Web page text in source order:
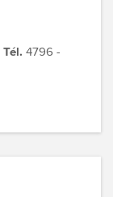
Tél. 4796 -